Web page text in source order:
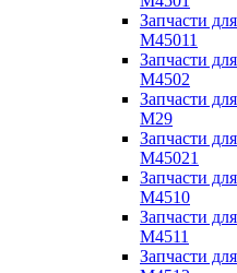
Запчасти
M45011
Запчасти
M4502
Запчасти
M29
Запчасти
M45021
Запчасти
M4510
Запчасти
M4511
Запчасти